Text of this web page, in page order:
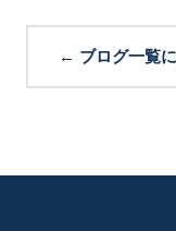
← ブログ一覧